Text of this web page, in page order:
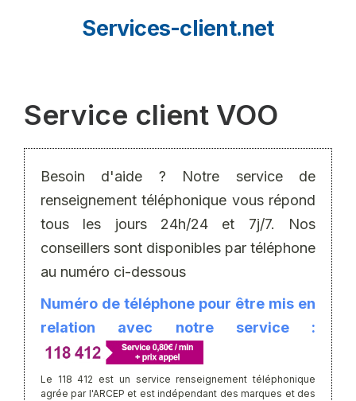
Services-client.net
Service client VOO
Besoin d'aide ? Notre service de
renseignement téléphonique vous répond
tous les jours 24h/24 et 7j/7. Nos
conseillers sont disponibles par téléphone
au numéro ci-dessous
Numéro de téléphone pour être mis en
relation avec notre service :
Le 118 412 est un service renseignement téléphonique
agrée par l'ARCEP et est indépendant des marques et des